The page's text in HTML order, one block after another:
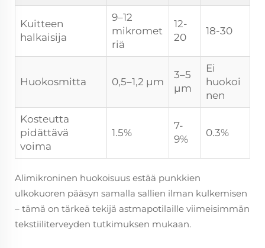
Kuitteen
halkaisija
9–12
mikromet
riä
12-
20
18-30
Huokosmitta 0,5–1,2 µm
3–5
µm
Ei
huokoi
nen
Kosteutta
pidättävä
voima
1.5%
7-
9%
0.3%
Alimikroninen huokoisuus estää punkkien
ulkokuoren pääsyn samalla sallien ilman kulkemisen
– tämä on tärkeä tekijä astmapotilaille viimeisimmän
tekstiiliterveyden tutkimuksen mukaan.